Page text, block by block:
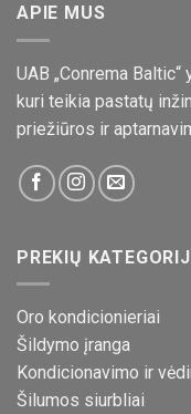
APIE MUS
UAB „Conrema
kuri teikia pastatų
priežiūros ir
PREKIŲ
Oro kondicionieriai
Šildymo įranga
Kondicionavimo ir
Šilumos siurbliai